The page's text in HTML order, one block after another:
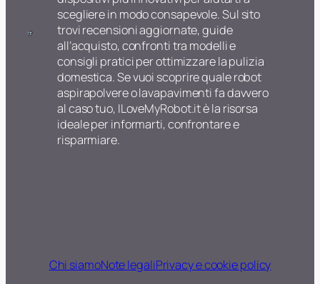
scegliere in modo consapevole. Sul sito
trovi recensioni aggiornate, guide
all’acquisto, confronti tra modelli e
consigli pratici per ottimizzare la pulizia
domestica. Se vuoi scoprire quale robot
aspirapolvere o lavapavimenti fa davvero
al caso tuo, ILoveMyRobot.it è la risorsa
ideale per informarti, confrontare e
risparmiare.
Chi siamoNote legaliPrivacy e cookie policy